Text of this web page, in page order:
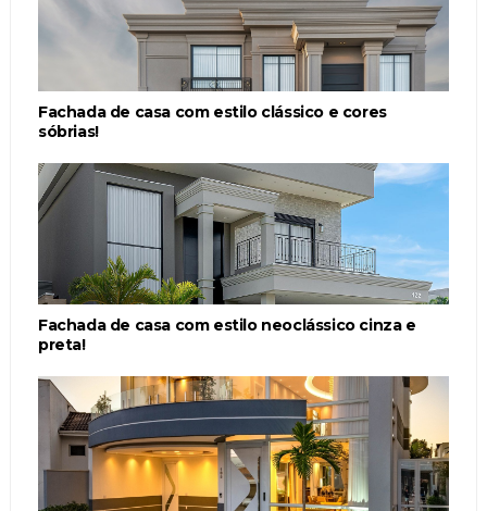
Fachada de casa com estilo clássico e cores
sóbrias!
Fachada de casa com estilo neoclássico cinza e
preta!